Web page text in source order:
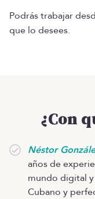
Podrás trabajar
que lo desees.
¿Con
Néstor
años de
mundo digital
Cubano y